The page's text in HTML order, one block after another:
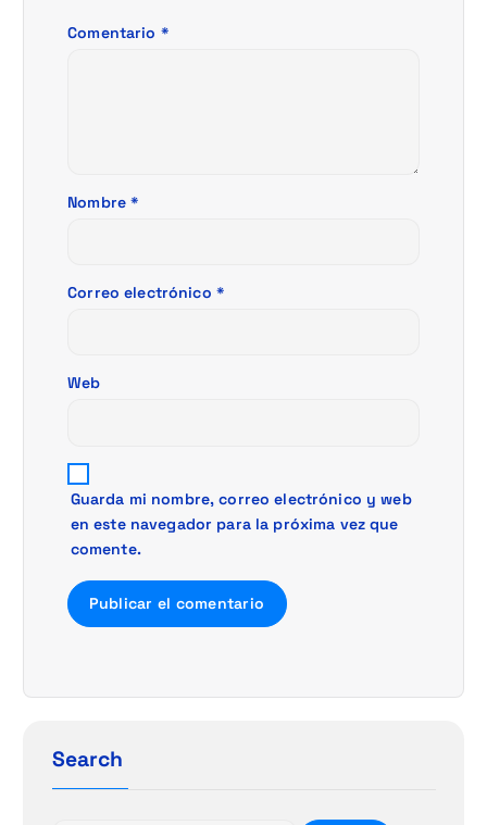
Comentario *
Nombre*
Correo electrónico *
Web
Guarda mi nombre, correo electrónico y web
en este navegador para la próxima vez que
comente.
Search